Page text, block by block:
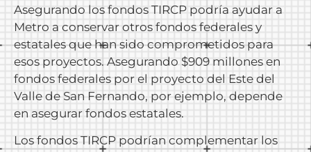
Asegurando los fondos TIRCP podría ayudar a
Metro a conservar otros fondos federales y
estatales que han sido comprometidos para
esos proyectos. Asegurando $909 millones en
fondos federales por el proyecto del Este del
Valle de San Fernando, por ejemplo, depende
en asegurar fondos estatales.
Los fondos TIRCP podrían complementar los